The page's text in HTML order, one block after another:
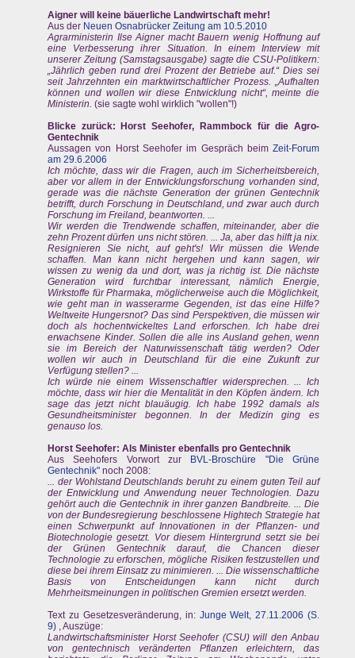
Aigner will keine bäuerliche Landwirtschaft mehr!
Aus der Neuen Osnabrücker Zeitung am 10.5.2010
Agrarministerin Ilse Aigner macht Bauern wenig Hoffnung auf
eine Verbesserung ihrer Situation. In einem Interview mit
unserer Zeitung (Samstagsausgabe) sagte die CSU-Politikern:
„Jährlich geben rund drei Prozent der Betriebe auf.“ Dies sei
seit Jahrzehnten ein marktwirtschaftlicher Prozess. „Aufhalten
können und wollen wir diese Entwicklung nicht“, meinte die
Ministerin. (sie sagte wohl wirklich "wollen"!)
Blicke zurück: Horst Seehofer, Rammbock für die Agro-
Gentechnik
Aussagen von Horst Seehofer im Gespräch beimZeit-Forum
am 29.6.2006
Ich möchte, dass wir die Fragen, auch im Sicherheitsbereich,
aber vor allem in der Entwicklungsforschung vorhanden sind,
gerade was die nächste Generation der grünen Gentechnik
betrifft, durch Forschung in Deutschland, und zwar auch durch
Forschung im Freiland, beantworten. ...
Wir werden die Trendwende schaffen, miteinander, aber die
zehn Prozent dürfen uns nicht stören. ... Ja, aber das hilft ja nix.
Resignieren Sie nicht, auf geht's! Wir müssen die Wende
schaffen. Man kann nicht hergehen und kann sagen, wir
wissen zu wenig da und dort, was ja richtig ist. Die nächste
Generation wird furchtbar interessant, nämlich Energie,
Wirkstoffe für Pharmaka, möglicherweise auch die Möglichkeit,
wie geht man in wasserarme Gegenden, ist das eine Hilfe?
Weltweite Hungersnot? Das sind Perspektiven, die müssen wir
doch als hochentwickeltes Land erforschen. Ich habe drei
erwachsene Kinder. Sollen die alle ins Ausland gehen, wenn
sie im Bereich der Naturwissenschaft tätig werden? Oder
wollen wir auch in Deutschland für die eine Zukunft zur
Verfügung stellen? ...
Ich würde nie einem Wissenschaftler widersprechen. ... Ich
möchte, dass wir hier die Mentalität in den Köpfen ändern. Ich
sage das jetzt nicht blauäugig. Ich habe 1992 damals als
Gesundheitsminister begonnen. In der Medizin ging es
genauso los.
Horst Seehofer: Als Minister ebenfalls pro Gentechnik
Aus Seehofers Vorwort zur
BVL-Broschüre "Die Grüne
Gentechnik" noch 2008:
... der Wohlstand Deutschlands beruht zu einem guten Teil auf
der Entwicklung und Anwendung neuer Technologien. Dazu
gehört auch die Gentechnik in ihrer ganzen Bandbreite. ... Die
von der Bundesregierung beschlossene Hightech Strategie hat
einen Schwerpunkt auf Innovationen in der Pflanzen- und
Biotechnologie gesetzt. Vor diesem Hintergrund setzt sie bei
der Grünen Gentechnik darauf, die Chancen dieser
Technologie zu erforschen, mögliche Risiken festzustellen und
diese bei ihrem Einsatz zu minimieren. ... Die wissenschaftliche
Basis von Entscheidungen kann nicht durch
Mehrheitsmeinungen in politischen Gremien ersetzt werden.
Text zu Gesetzesveränderung, in: Junge Welt, 27.11.2006 (S.
9) , Auszüge:
Landwirtschaftsminister Horst Seehofer (CSU) will den Anbau
von gentechnisch veränderten Pflanzen erleichtern, das